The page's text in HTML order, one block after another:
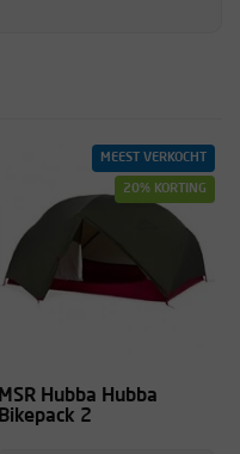
MEEST VERKOCHT
20% KORTING
MSR Hubba Hubba
Bikepack 2